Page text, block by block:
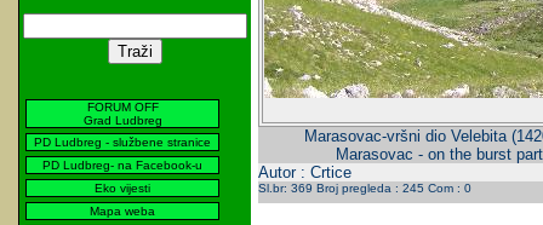
FORUM OFF
Grad Ludbreg
PD Ludbreg - službene stranice
PD Ludbreg- na Facebook-u
Eko vijesti
Mapa weba
Marasovac-vršni dio Velebita
Marasovac - on the burst
Autor : Crtice
Sl.br: 369 Broj pregleda : 245 Com : 0